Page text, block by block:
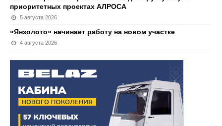
приоритетных проектах АЛРОСА
5 августа 2026
«Янзолото» начинает работу на новом участке
4 августа 2026